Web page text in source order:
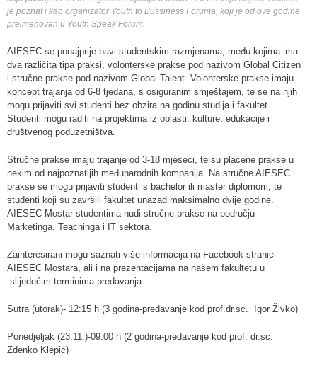
je poznat i kao organizator Youth to Bussiness Foruma, koji je od ove godine
preimenovan u Youth Speak Forum.
AIESEC se ponajprije bavi studentskim razmjenama, među kojima ima
dva različita tipa praksi, volonterske prakse pod nazivom Global Citizen
i stručne prakse pod nazivom Global Talent. Volonterske prakse imaju
koncept trajanja od 6-8 tjedana, s osiguranim smještajem, te se na njih
mogu prijaviti svi studenti bez obzira na godinu studija i fakultet.
Studenti mogu raditi na projektima iz oblasti: kulture, edukacije i
društvenog poduzetništva.
Stručne prakse imaju trajanje od 3-18 mjeseci, te su plaćene prakse u
nekim od najpoznatijih međunarodnih kompanija. Na stručne AIESEC
prakse se mogu prijaviti studenti s bachelor ili master diplomom, te
studenti koji su završili fakultet unazad maksimalno dvije godine.
AIESEC Mostar studentima nudi stručne prakse na području
Marketinga, Teachinga i IT sektora.
Zainteresirani mogu saznati više informacija na Facebook stranici
AIESEC Mostara, ali i na prezentacijama na našem fakultetu u
slijedećim terminima predavanja:
Sutra (utorak)- 12:15 h (3 godina-predavanje kod prof.dr.sc. Igor Živko)
Ponedjeljak (23.11.)-09:00 h (2 godina-predavanje kod prof. dr.sc.
Zdenko Klepić)